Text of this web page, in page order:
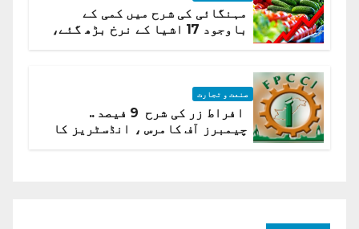
مہنگائی کی شرح میں کمی کے
باوجود 17 اشیا کے نرخ بڑھ گئے،
صنعت و تجارت
افراط زر کی شرح 9 فیصد ..
چیمبرز آف کامرس ، انڈسٹریز کا